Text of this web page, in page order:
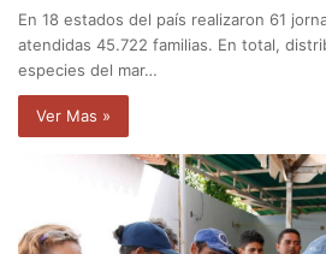
En 18 estados del país realizaron 61
atendidas 45.722 familias. En total,
especies del mar…
Ver Mas »